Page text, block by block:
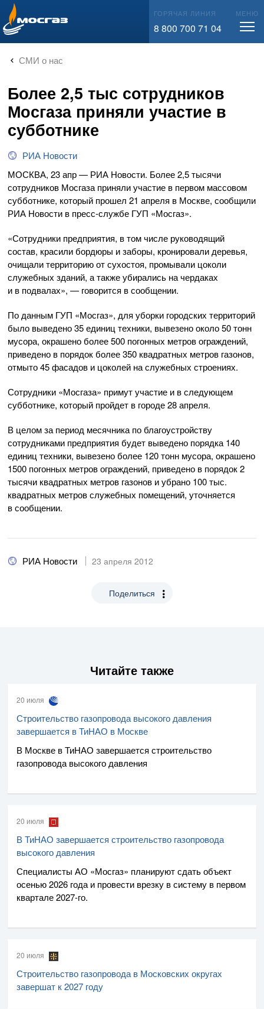
info@mos-gaz.ru ГОРЯЧАЯ ЛИНИЯ
8 800 700 71 04
МЕНЮ
СМИ о нас
Более 2,5 тыс сотрудников
Мосгаза приняли участие в
субботнике
РИА Новости
МОСКВА, 23 апр — РИА Новости. Более 2,5 тысячи
сотрудников Мосгаза приняли участие в первом массовом
субботнике, который прошел 21 апреля в Москве, сообщили
РИА Новости в пресс-службе ГУП «Мосгаз».
«Сотрудники предприятия, в том числе руководящий
состав, красили бордюры и заборы, кронировали деревья,
очищали территорию от сухостоя, промывали цоколи
служебных зданий, а также убирались на чердаках
и в подвалах», — говорится в сообщении.
По данным ГУП «Мосгаз», для уборки городских территорий
было выведено 35 единиц техники, вывезено около 50 тонн
мусора, окрашено более 500 погонных метров ограждений,
приведено в порядок более 350 квадратных метров газонов,
отмыто 45 фасадов и цоколей на служебных строениях.
Сотрудники «Мосгаза» примут участие и в следующем
субботнике, который пройдет в городе 28 апреля.
В целом за период месячника по благоустройству
сотрудниками предприятия будет выведено порядка 140
единиц техники, вывезено более 120 тонн мусора, окрашено
1500 погонных метров ограждений, приведено в порядок 2
тысячи квадратных метров газонов и убрано 100 тыс.
квадратных метров служебных помещений, уточняется
в сообщении.
РИА Новости 23 апреля 2012
Поделиться
Читайте также
20 июля
Строительство газопровода высокого давления
завершается в ТиНАО в Москве
В Москве в ТиНАО завершается строительство
газопровода высокого давления
20 июля
В ТиНАО завершается строительство газопровода
высокого давления
Специалисты АО «Мосгаз» планируют сдать объект
осенью 2026 года и провести врезку в систему в первом
квартале2027-го.
20 июля
Строительство газопровода в Московских округах
завершат к 2027 году